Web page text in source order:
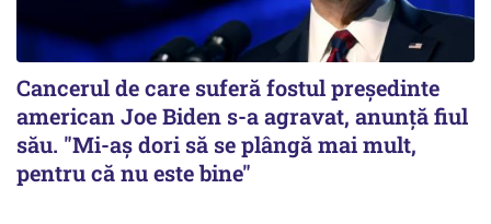
Cancerul de care suferă fostul preşedinte
american Joe Biden s-a agravat, anunță fiul
său. "Mi-aș dori să se plângă mai mult,
pentru că nu este bine"